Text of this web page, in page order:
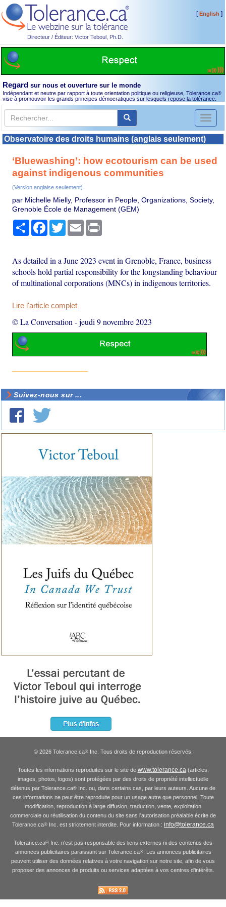
Directeur / Éditeur: Victor Teboul, Ph.D.
[English ]
Regard sur nous et ouverture sur le monde
Indépendant et neutre par rapport à toute orientation politique ou religieuse, Tolerance.ca®
vise à promouvoir les grands principes démocratiques sur lesquels repose la tolérance.
Toggle
Observatoire des droits humains (anglais seulement)
‘Bluewashing’: how ecotourism can be used
against indigenous communities
(Version anglaise seulement)
par Michelle Mielly, Professor in People, Organizations, Society,
Grenoble École de Management (GEM)
PartagerFacebook
TwitterEmail
As detailed in a June 2023 event in Grenoble, France, business
schools hold partial responsibility for the longstanding behaviour
of multinational corporations (MNCs) in indigenous territories.
Lire l'article complet
© La Conversation -jeudi 9 novembre 2023
Suivez-nous sur ...
© 2026 Tolerance.ca®Inc. Tous droits de reproduction réservés.
Toutes les informations reproduites sur le site de www.tolerance.ca(articles,
images, photos, logos) sont protégées par des droits de propriété intellectuelle
détenus par Tolerance.ca® Inc. ou, dans certains cas, par leurs auteurs. Aucune de
ces informations ne peut être reproduite pour un usage autre que personnel. Toute
modification, reproduction à large diffusion, traduction, vente, exploitation
commerciale ou réutilisation du contenu du site sans l'autorisation préalable écrite de
Tolerance.ca® Inc. est strictement interdite. Pour information : info@tolerance.ca
Tolerance.ca® Inc. n'est pas responsable des liens externes ni des contenus des
annonces publicitaires paraissant sur Tolerance.ca®. Les annonces publicitaires
peuvent utiliser des données relatives à votre navigation sur notre site, afin de vous
proposer des annonces de produits ou services adaptées à vos centres d'intérêts.